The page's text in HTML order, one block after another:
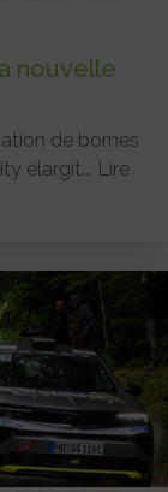
nouvelle
de bornes
élargit... Lire